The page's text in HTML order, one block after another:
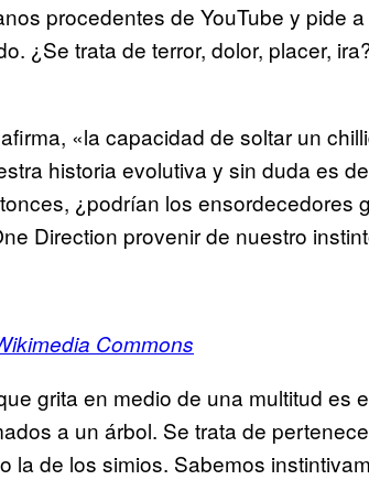
procedentes de YouTube y pide
¿Se trata de terror, dolor, placer,
«la capacidad de soltar un
historia evolutiva y sin duda es
¿podrían los ensordecedores
Direction provenir de nuestro
Commons
grita en medio de una multitud es
a un árbol. Se trata de
la de los simios. Sabemos